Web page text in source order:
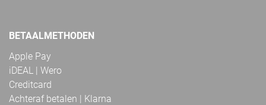
BETAALMETHODEN
Apple Pay
iDEAL | Wero
Creditcard
Achteraf betalen | Klarna